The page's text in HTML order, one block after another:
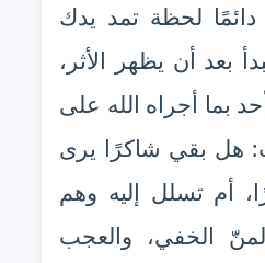
دائمًا لحظة تمد يدك
بعد أن يظهر الأثر،
بما أجراه الله على
هل بقي شاكرًا يرى
أم تسلل إليه وهم
الخفي، والعجب